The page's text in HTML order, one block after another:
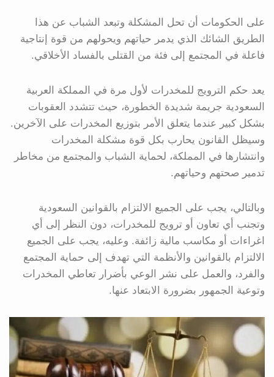
على الحكومات أن تحل المشكلة وتبعد الشباب عن هذا
الطريق الشائك الذي يدمر حياتهم ويحولهم من قوة إنتاجية
فاعلة في المجتمع إلى فئة من القتلى بالفساد الأخلاقي.
يعد حكم الترويج للمخدرات لأول مرة في المملكة العربية
السعودية جريمة شديدة الخطورة، حيث تتشدد العقوبات
بشكل كبير عندما يتعلق الأمر بتوزيع المخدرات على الآخرين.
وسيظل القانون يحارب بكل قوة مشكلة المخدرات
وانتشارها في المملكة، لحماية الشباب والمجتمع من مخاطر
تدمير صحتهم وحياتهم.
وبالتالي، يجب على الجميع الالتزام بالقوانين السعودية
وتجنب أي تعاون أو ترويج للمخدرات، دون النظر إلى أي
اغراءات أو مكاسب مالية زائفة. وعليه، يجب على الجميع
الالتزام بالقوانين والأنظمة التي تهدف إلى حماية المجتمع
والفرد، والعمل على نشر الوعي بأضرار تعاطي المخدرات
وتوعية الجمهور بضرورة الابتعاد عنها.